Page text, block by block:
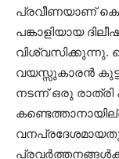
പ്രവീണയാണ്
പങ്കാളിയായ
വിശ്വസിക്കുന്നു.
വയസ്സുകാരൻ
നടന്ന് ഒരു രാത്രി